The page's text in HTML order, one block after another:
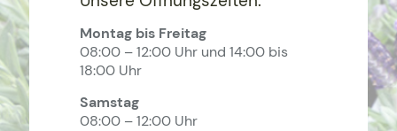
Montag bis Freitag
08:00 – 12:00 Uhr und 14:00 bis
18:00 Uhr
Samstag
08:00 – 12:00 Uhr